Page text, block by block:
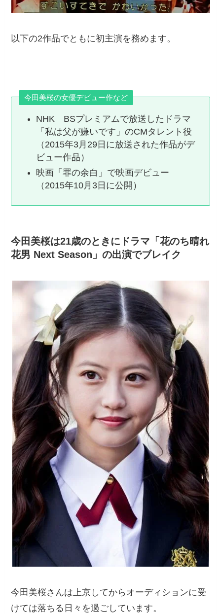
以下の2作品でともに初主演を務めます。
今田美桜の女優デビュー作など
NHK BSプレミアムで放送したドラマ
「私は父が嫌いです」のCMタレント役
（2015年3月29日に放送された作品がデ
ビュー作品）
映画「罪の余白」で映画デビュー
（2015年10月3日に公開）
今田美桜は21歳のときにドラマ「花のち晴れ
花男 Next Season」の出演でブレイク
今田美桜さんは上京してからオーディションに受
けては落ちる日々を過ごしています。